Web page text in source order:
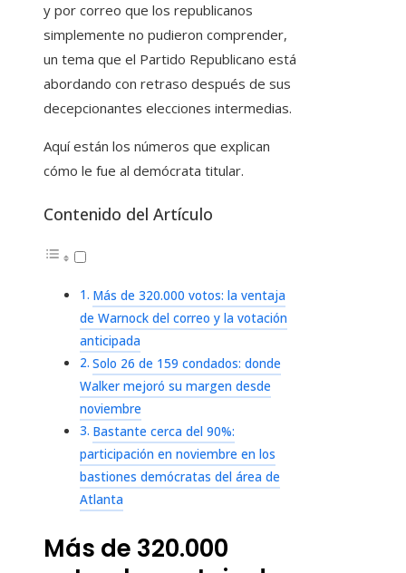
y por correo que los republicanos
simplemente no pudieron comprender,
un tema que el Partido Republicano está
abordando con retraso después de sus
decepcionantes elecciones intermedias.
Aquí están los números que explican
cómo le fue al demócrata titular.
Contenido del Artículo
Más de 320.000 votos: la ventaja
de Warnock del correo y la votación
anticipada
Solo 26 de 159 condados: donde
Walker mejoró su margen desde
noviembre
Bastante cerca del 90%:
participación en noviembre en los
bastiones demócratas del área de
Atlanta
Más de 320.000